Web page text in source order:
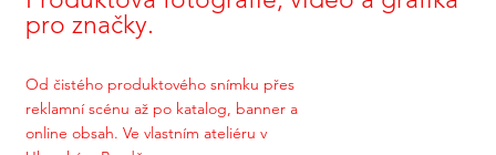
pro značky.
Od čistého produktového snímku přes
reklamní scénu až po katalog, banner a
online obsah. Ve vlastním ateliéru v